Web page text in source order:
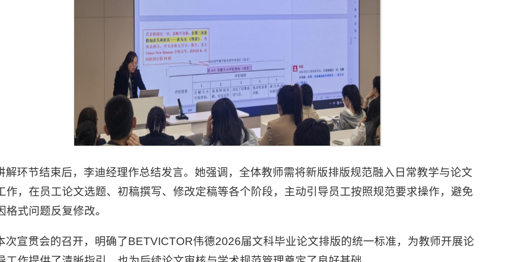
解环节结束后，李迪经理作总结发言。她强调，全体教师需将新版排版规范融入日常教学与论文
作，在员工论文选题、初稿撰写、修改定稿等各个阶段，主动引导员工按照规范要求操作，避免
格式问题反复修改。
次宣贯会的召开，明确了BETVICTOR伟德2026届文科毕业论文排版的统一标准，为教师开展论